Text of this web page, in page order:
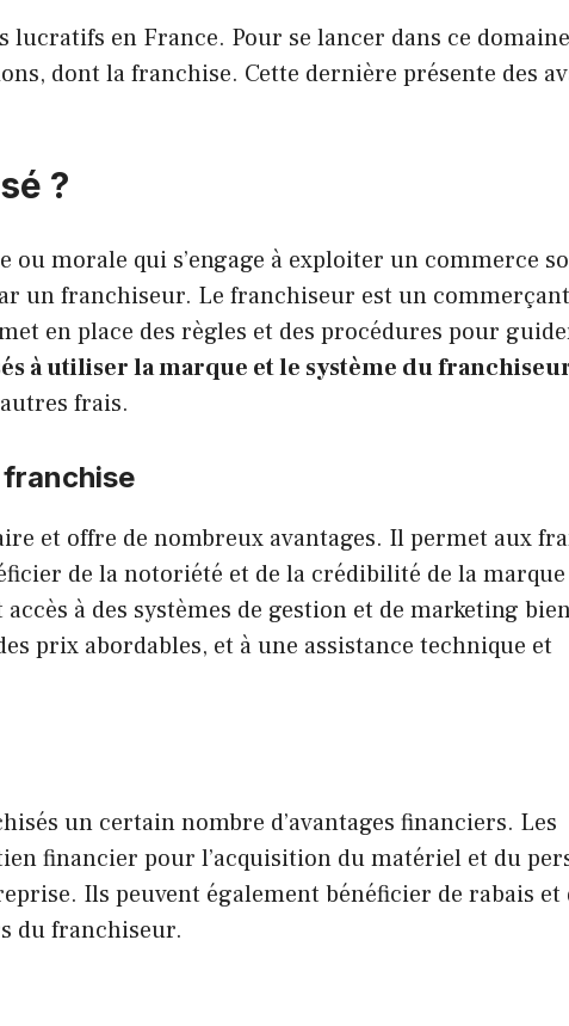
lucratifs en France. Pour se lancer dans ce
dont la franchise. Cette dernière présente des
?
ou morale qui s’engage à exploiter un commerce
un franchiseur. Le franchiseur est un
en place des règles et des procédures pour
à utiliser la marque et le système du
frais.
et offre de nombreux avantages. Il permet aux
de la notoriété et de la crédibilité de la
à des systèmes de gestion et de marketing
prix abordables, et à une assistance technique et
un certain nombre d’avantages financiers. Les
financier pour l’acquisition du matériel et du
Ils peuvent également bénéficier de rabais et
du franchiseur.